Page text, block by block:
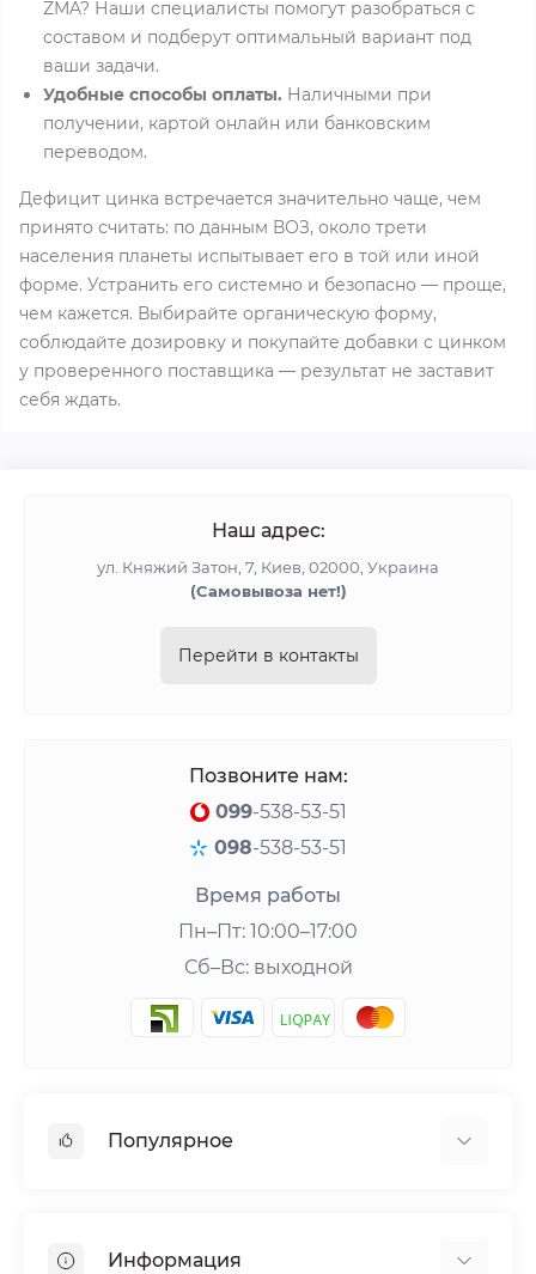
ZMA? Наши специалисты помогут разобраться с
составом и подберут оптимальный вариант под
ваши задачи.
Удобные способы оплаты. Наличными при
получении, картой онлайн или банковским
переводом.
Дефицит цинка встречается значительно чаще, чем
принято считать: по данным ВОЗ, около трети
населения планеты испытывает его в той или иной
форме. Устранить его системно и безопасно — проще,
чем кажется. Выбирайте органическую форму,
соблюдайте дозировку и покупайте добавки с цинком
у проверенного поставщика — результат не заставит
себя ждать.
Наш адрес:
ул. Княжий Затон, 7, Киев, 02000, Украина
(Cамовывоза нет!)
Перейти в контакты
Позвоните нам:
099-538-53-51
098-538-53-51
Время работы
Пн–Пт: 10:00–17:00
Сб–Вс: выходной
Популярное
Информация